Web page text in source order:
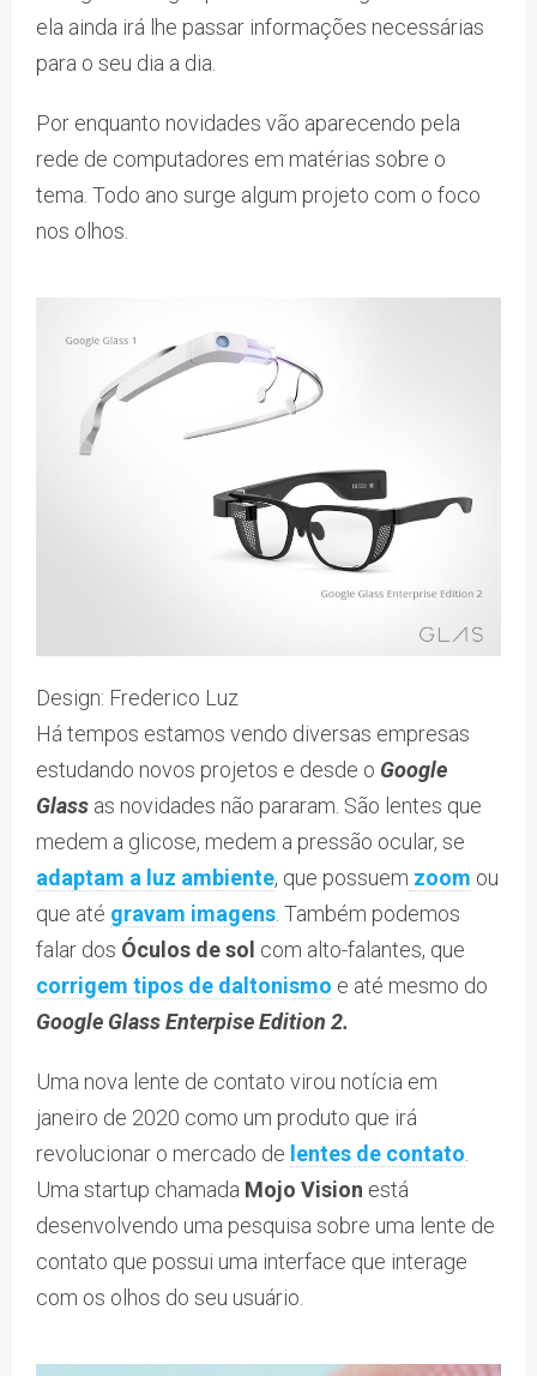
ela ainda irá lhe passar informações necessárias
para o seu dia a dia.
Por enquanto novidades vão aparecendo pela
rede de computadores em matérias sobre o
tema. Todo ano surge algum projeto com o foco
nos olhos.
Design: Frederico Luz
Há tempos estamos vendo diversas empresas
estudando novos projetos e desde o Google
Glass as novidades não pararam. São lentes que
medem a glicose, medem a pressão ocular, se
adaptam a luz ambiente, que possuem zoom ou
que até gravam imagens. Também podemos
falar dos Óculos de sol com alto-falantes, que
corrigem tipos de daltonismo e até mesmo do
Google Glass Enterpise Edition 2.
Uma nova lente de contato virou notícia em
janeiro de 2020 como um produto que irá
revolucionar o mercado de lentes de contato.
Uma startup chamada Mojo Vision está
desenvolvendo uma pesquisa sobre uma lente de
contato que possui uma interface que interage
com os olhos do seu usuário.